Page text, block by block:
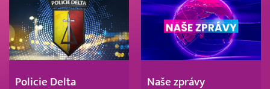
Policie Delta Naše zprávy